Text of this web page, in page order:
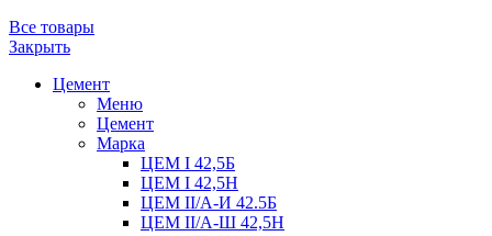
Все товары
Закрыть
Цемент
Меню
Цемент
Марка
ЦЕМ I 42,5Б
ЦЕМ I 42,5Н
ЦЕМ II/А-И 42.5Б
ЦЕМ II/А-Ш 42,5Н